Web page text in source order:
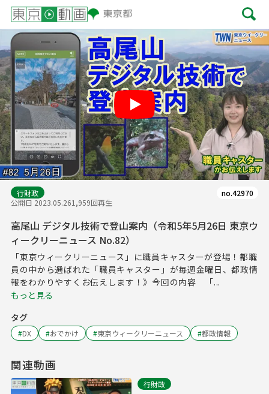
Play
行財政
公開日 2023.05.261,959回再生
no.42970
高尾山 デジタル技術で登山案内（令和5年5月26日 東京ウ
ィークリーニュース No.82）
「東京ウィークリーニュース」に職員キャスターが登場！都職
員の中から選ばれた「職員キャスター」が毎週金曜日、都政情
報をわかりやすくお伝えします！》今回の内容 「...
もっと見る
タグ
#DX #おでかけ #東京ウィークリーニュース #都政情報
関連動画
行財政